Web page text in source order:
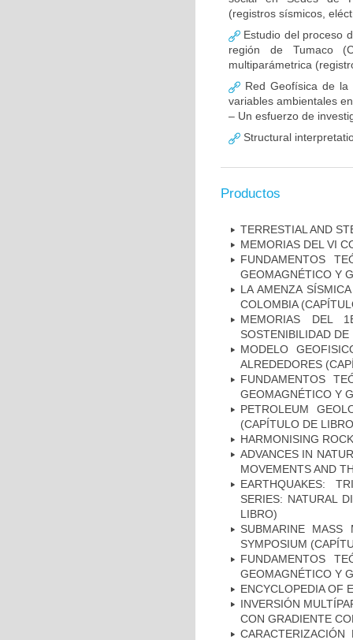
(registros sísmicos,
Estudio del proceso
región de Tumaco
multiparámetrica
Red Geofísica de la
variables ambientales
– Un esfuerzo de
Structural
Productos
TERRESTIAL AND
MEMORIAS DEL VI
FUNDAMENTOS
GEOMAGNÉTICO Y
LA AMENZA
COLOMBIA
MEMORIAS DEL
SOSTENIBILIDAD
MODELO
ALREDEDORES
FUNDAMENTOS
GEOMAGNÉTICO Y
PETROLEUM
(CAPÍTULO DE
HARMONISING
ADVANCES IN
MOVEMENTS AND
EARTHQUAKES:
SERIES: NATURAL
LIBRO)
SUBMARINE MASS
SYMPOSIUM
FUNDAMENTOS
GEOMAGNÉTICO Y
ENCYCLOPEDIA OF
INVERSIÓN
CON GRADIENTE